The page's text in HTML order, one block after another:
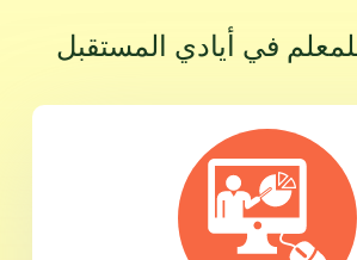
في أيادي المستقبل